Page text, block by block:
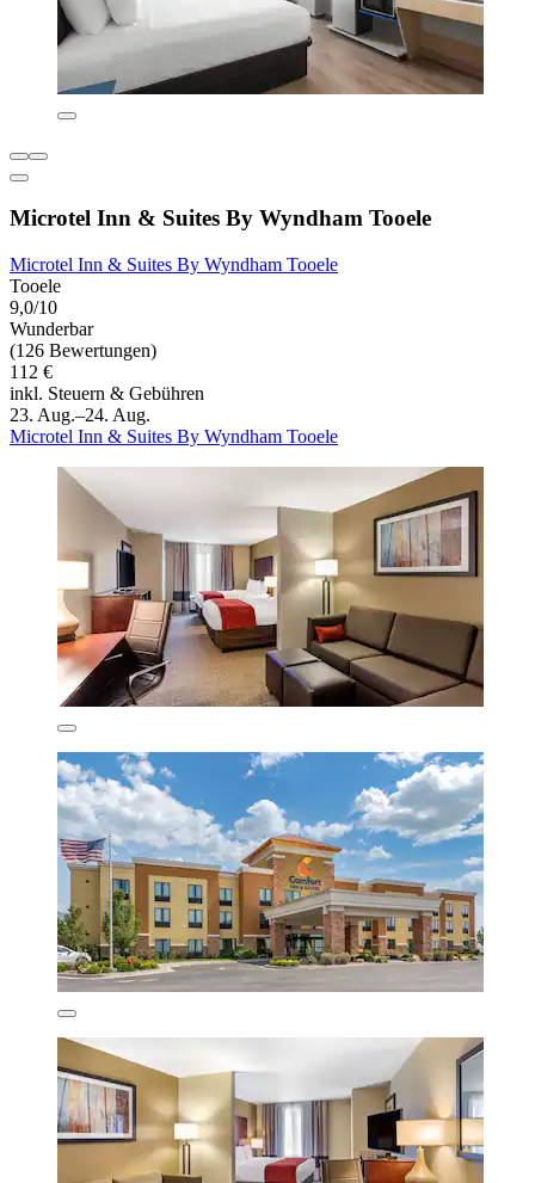
Microtel Inn & Suites By Wyndham Tooele
Microtel Inn & Suites By Wyndham Tooele
Tooele
9,0/10
Wunderbar
(126 Bewertungen)
112 €
inkl. Steuern & Gebühren
23. Aug.–24. Aug.
Microtel Inn & Suites By Wyndham Tooele